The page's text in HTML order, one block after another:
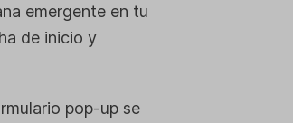
emergente en tu
de inicio y
pop-up se